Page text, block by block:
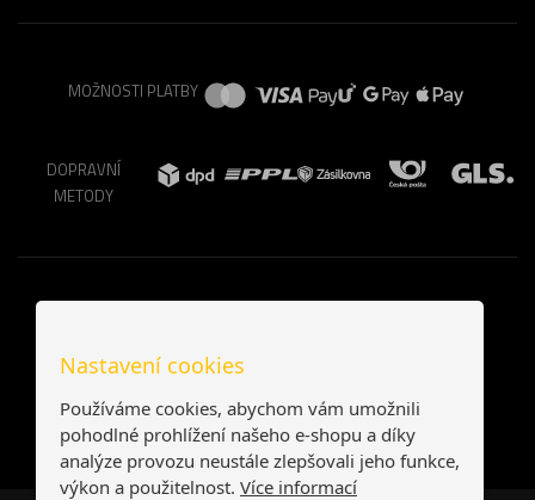
MOŽNOSTI PLATBY
DOPRAVNÍ
METODY
Nastavení cookies
Používáme cookies, abychom vám umožnili
pohodlné prohlížení našeho e-shopu a díky
analýze provozu neustále zlepšovali jeho funkce,
výkon a použitelnost. Více informací